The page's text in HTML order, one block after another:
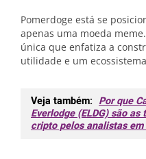
Pomerdoge está se
apenas uma moeda
única que enfatiza a
utilidade e um
Veja também: Por que
Everlodge (ELDG) são
cripto pelos analistas em